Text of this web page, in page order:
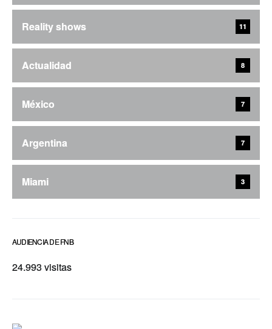
Reality shows 11
Actualidad 8
México 7
Argentina 7
Miami 3
AUDIENCIA DE FNB
24.993 visitas